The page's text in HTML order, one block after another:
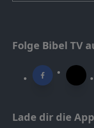
Folge Bibel TV
Lade dir die